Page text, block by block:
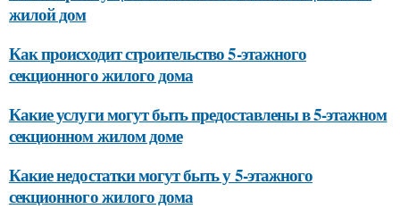
жилой дом
Как происходит строительство 5-этажного
секционного жилого дома
Какие услуги могут быть предоставлены в 5-этажном
секционном жилом доме
Какие недостатки могут быть у 5-этажного
секционного жилого дома